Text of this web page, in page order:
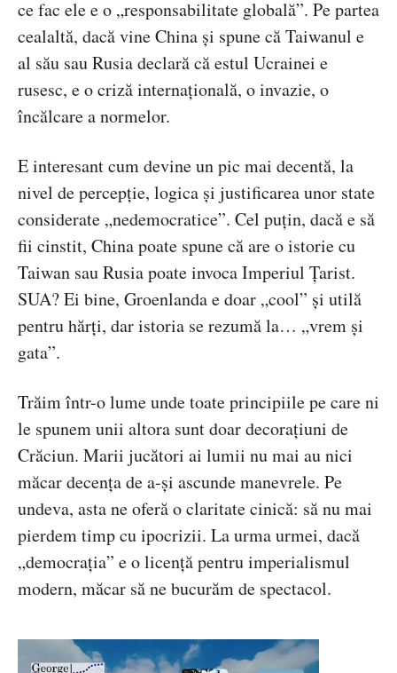
ce fac ele e o „responsabilitate globală”. Pe partea
cealaltă, dacă vine China și spune că Taiwanul e
al său sau Rusia declară că estul Ucrainei e
rusesc, e o criză internațională, o invazie, o
încălcare a normelor.
E interesant cum devine un pic mai decentă, la
nivel de percepție, logica și justificarea unor state
considerate „nedemocratice”. Cel puțin, dacă e să
fii cinstit, China poate spune că are o istorie cu
Taiwan sau Rusia poate invoca Imperiul Țarist.
SUA? Ei bine, Groenlanda e doar „cool” și utilă
pentru hărți, dar istoria se rezumă la… „vrem și
gata”.
Trăim într-o lume unde toate principiile pe care ni
le spunem unii altora sunt doar decorațiuni de
Crăciun. Marii jucători ai lumii nu mai au nici
măcar decența de a-și ascunde manevrele. Pe
undeva, asta ne oferă o claritate cinică: să nu mai
pierdem timp cu ipocrizii. La urma urmei, dacă
„democrația” e o licență pentru imperialismul
modern, măcar să ne bucurăm de spectacol.